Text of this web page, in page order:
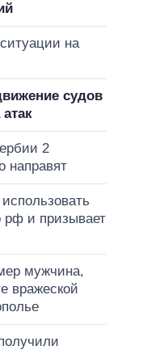
на
судов
2
направят
рф и призывает
мужчина,
вражеской